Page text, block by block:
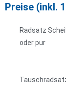
Preise (inkl.
Radsatz
oder pur